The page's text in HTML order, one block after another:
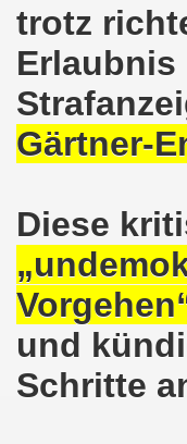
trotz
Gärtner-
Diese
und
Schritte
ist
ruft
feierte am
751.
gegen
mit bis
Montagsdemo-
mich aktiv am